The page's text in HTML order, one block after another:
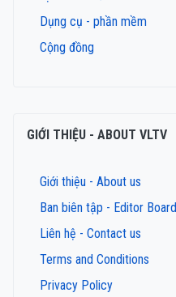
Dụng cụ - phần mềm
Cộng đồng
GIỚI THIỆU - ABOUT VLTV
Giới thiệu - About us
Ban biên tập - Editor Board
Liên hệ - Contact us
Terms and Conditions
Privacy Policy